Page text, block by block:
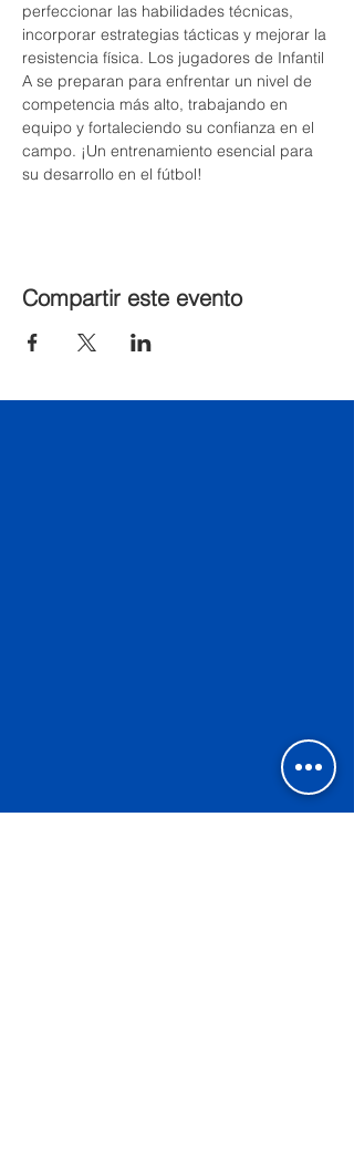
perfeccionar las habilidades técnicas,
incorporar estrategias tácticas y mejorar la
resistencia física. Los jugadores de Infantil
A se preparan para enfrentar un nivel de
competencia más alto, trabajando en
equipo y fortaleciendo su confianza en el
campo. ¡Un entrenamiento esencial para
su desarrollo en el fútbol!
Compartir este evento